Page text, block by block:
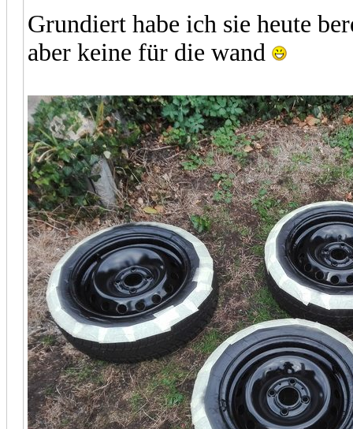
Grundiert habe ich sie heute
aber keine für die wand